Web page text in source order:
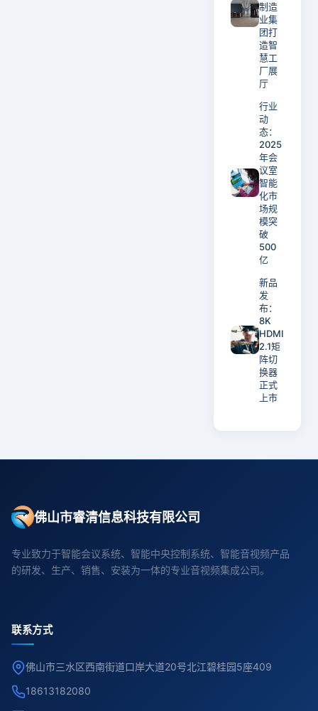
制造
业集
团打
造智
慧工
厂展
厅
行业
动
态：
2025
年会
议室
智能
化市
场规
模突
破
500
亿
新品
发
布：
8K
HDMI
2.1矩
阵切
换器
正式
上市
佛山市睿清信息科技有限公司
专业致力于智能会议系统、智能中央控制系统、智能音视频产品
的研发、生产、销售、安装为一体的专业音视频集成公司。
联系方式
佛山市三水区西南街道口岸大道20号北江碧桂园5座409
18613182080